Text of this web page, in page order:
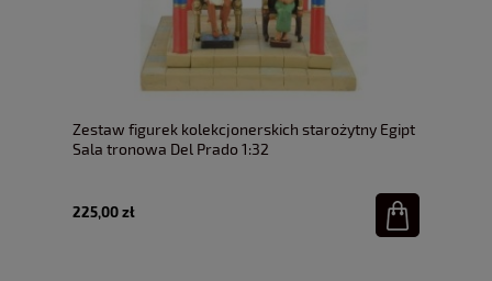
Zestaw figurek kolekcjonerskich starożytny Egipt
Sala tronowa Del Prado 1:32
225,00 zł